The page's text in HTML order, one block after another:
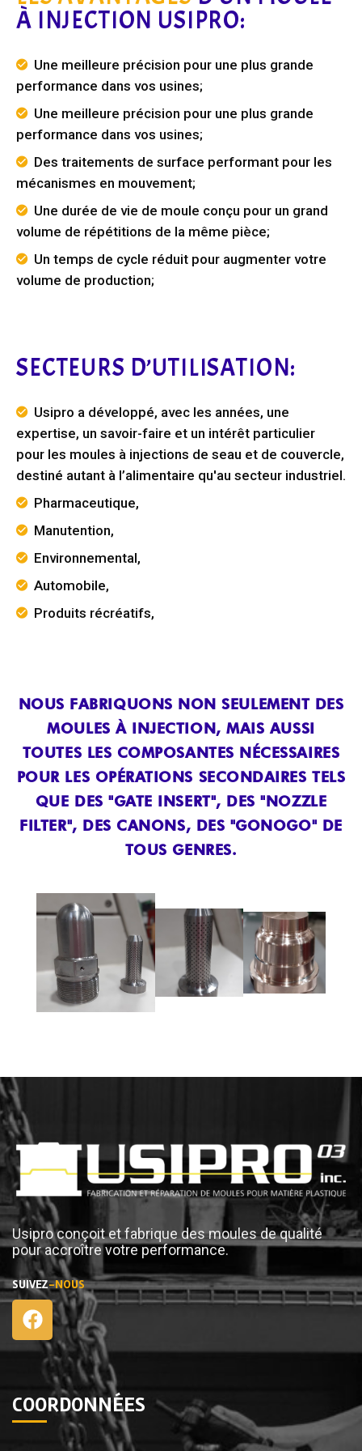
À INJECTION USIPRO:
Une meilleure précision pour une plus grande
performance dans vos usines;
Une meilleure précision pour une plus grande
performance dans vos usines;
Des traitements de surface performant pour les
mécanismes en mouvement;
Une durée de vie de moule conçu pour un grand
volume de répétitions de la même pièce;
Un temps de cycle réduit pour augmenter votre
volume de production;
SECTEURS D’UTILISATION:
Usipro a développé, avec les années, une
expertise, un savoir-faire et un intérêt particulier
pour les moules à injections de seau et de couvercle,
destiné autant à l’alimentaire qu'au secteur industriel.
Pharmaceutique,
Manutention,
Environnemental,
Automobile,
Produits récréatifs,
NOUS FABRIQUONS NON SEULEMENT DES
MOULES À INJECTION, MAIS AUSSI
TOUTES LES COMPOSANTES NÉCESSAIRES
POUR LES OPÉRATIONS SECONDAIRES TELS
QUE DES "GATE INSERT", DES "NOZZLE
FILTER", DES CANONS, DES "GONOGO" DE
TOUS GENRES.
Usipro conçoit et fabrique des moules de qualité
pour accroître votre performance.
SUIVEZ-NOUS
COORDONNÉES